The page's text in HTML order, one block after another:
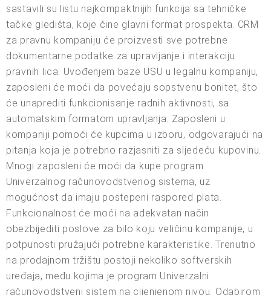
sastavili su listu najkompaktnijih funkcija sa tehničke
tačke gledišta, koje čine glavni format prospekta. CRM
za pravnu kompaniju će proizvesti sve potrebne
dokumentarne podatke za upravljanje i interakciju
pravnih lica. Uvođenjem baze USU u legalnu kompaniju,
zaposleni će moći da povećaju sopstvenu bonitet, što
će unaprediti funkcionisanje radnih aktivnosti, sa
automatskim formatom upravljanja. Zaposleni u
kompaniji pomoći će kupcima u izboru, odgovarajući na
pitanja koja je potrebno razjasniti za sljedeću kupovinu.
Mnogi zaposleni će moći da kupe program
Univerzalnog računovodstvenog sistema, uz
mogućnost da imaju postepeni raspored plata.
Funkcionalnost će moći na adekvatan način
obezbijediti poslove za bilo koju veličinu kompanije, u
potpunosti pružajući potrebne karakteristike. Trenutno
na prodajnom tržištu postoji nekoliko softverskih
uređaja, među kojima je program Univerzalni
računovodstveni sistem na cijenjenom nivou. Odabirom